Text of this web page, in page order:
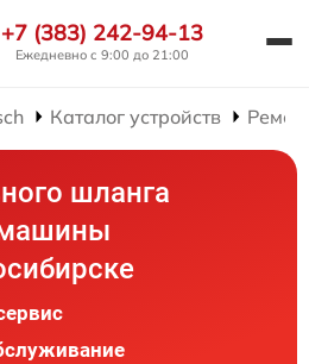
+7 (383) 242-94-13
Ежедневно с 9:00 до 21:00
Каталог устройств
шланга